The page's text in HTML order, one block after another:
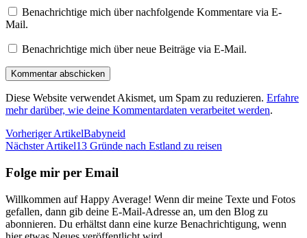
Benachrichtige mich über nachfolgende Kommentare via E-
Mail.
Benachrichtige mich über neue Beiträge via E-Mail.
Diese Website verwendet Akismet, um Spam zu reduzieren. Erfahre
mehr darüber, wie deine Kommentardaten verarbeitet werden.
Vorheriger ArtikelBabyneid
Nächster Artikel13 Gründe nach Estland zu reisen
Folge mir per Email
Willkommen auf Happy Average! Wenn dir meine Texte und Fotos
gefallen, dann gib deine E-Mail-Adresse an, um den Blog zu
abonnieren. Du erhältst dann eine kurze Benachrichtigung, wenn